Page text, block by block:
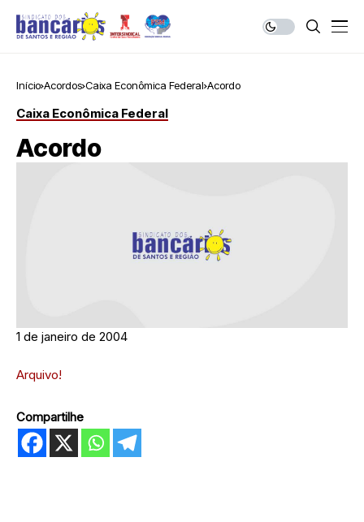
Início Acordos Caixa Econômica Federal Acordo
Caixa Econômica Federal
Acordo
1 de janeiro de 2004
Arquivo!
Compartilhe